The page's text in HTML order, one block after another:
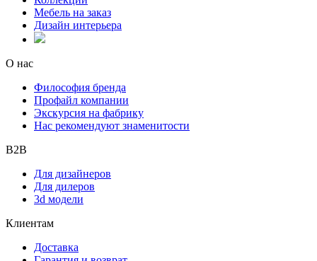
Мебель на заказ
Дизайн интерьера
О нас
Философия бренда
Профайл компании
Экскурсия на фабрику
Нас рекомендуют знаменитости
B2B
Для дизайнеров
Для дилеров
3d модели
Клиентам
Доставка